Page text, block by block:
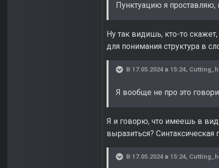
Пунктуацию я проставляю,
Ну так видишь, кто-то
для понимания структура в
В 17.05.2024 в 15:24,
Я вообще не про это
Я и говорю, что имеешь в
выразиться?
В 17.05.2024 в 15:24,